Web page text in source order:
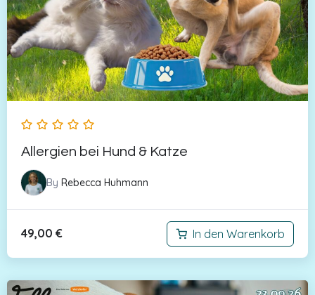
Allergien bei Hund & Katze
By Rebecca Huhmann
49,00 € In den Warenkorb